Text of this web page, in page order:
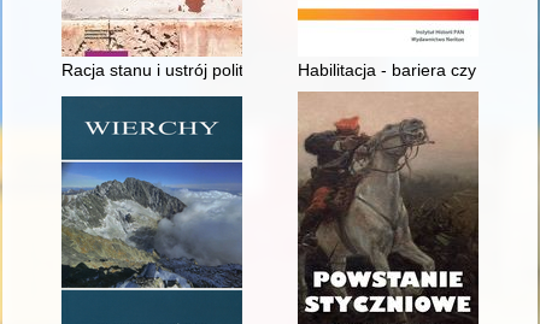
Racja stanu i ustrój polityczny w "młodzieńczym" okresie
Habilitacja - bariera czy